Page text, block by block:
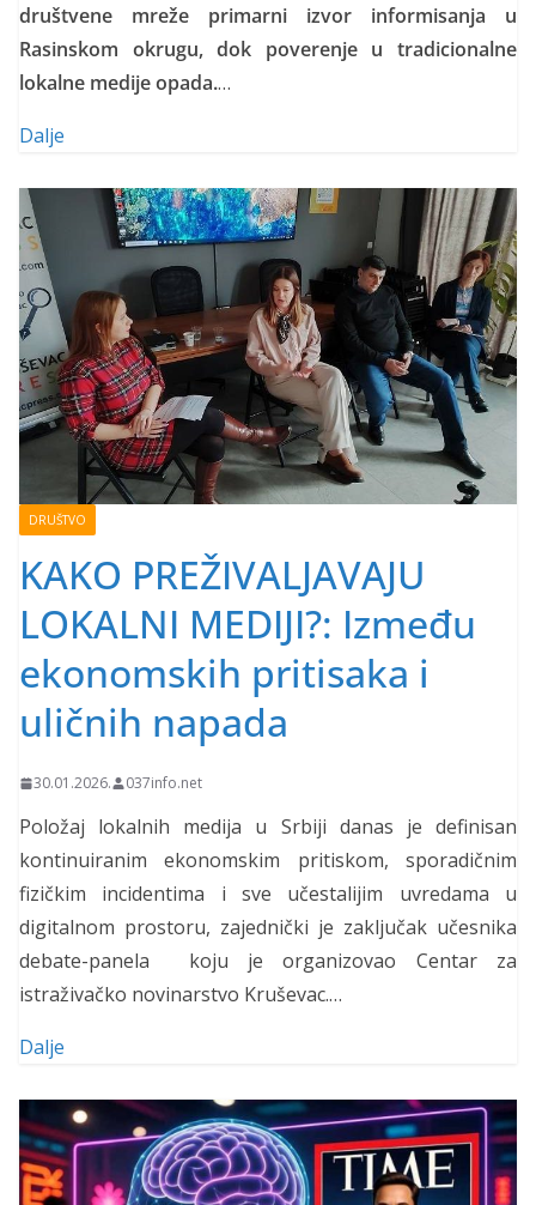
društvene mreže primarni izvor informisanja u
Rasinskom okrugu, dok poverenje u tradicionalne
lokalne medije opada.…
Dalje
DRUŠTVO
KAKO PREŽIVALJAVAJU
LOKALNI MEDIJI?: Između
ekonomskih pritisaka i
uličnih napada
30.01.2026. 037info.net
Položaj lokalnih medija u Srbiji danas je definisan
kontinuiranim ekonomskim pritiskom, sporadičnim
fizičkim incidentima i sve učestalijim uvredama u
digitalnom prostoru, zajednički je zaključak učesnika
debate-panela koju je organizovao Centar za
istraživačko novinarstvo Kruševac.…
Dalje